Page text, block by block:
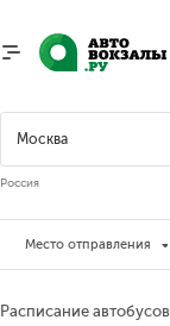
Россия
Место отправления
Расписание автобусов